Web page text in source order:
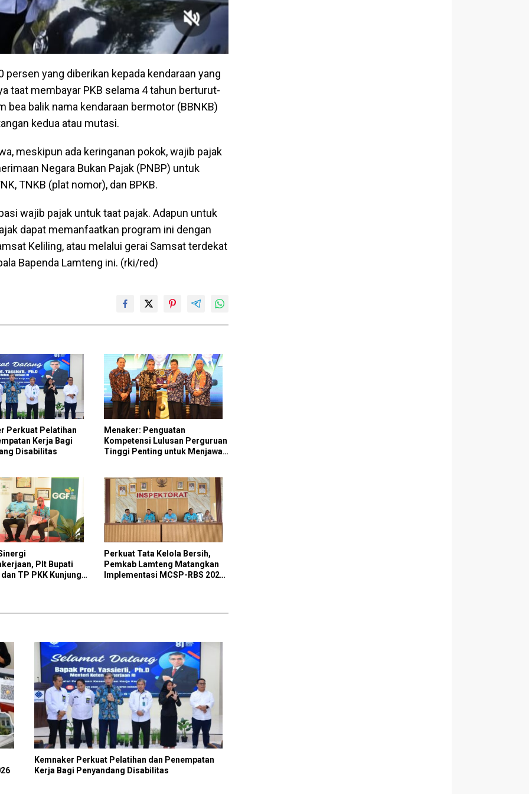
yang diberikan kepada kendaraan yang
taat membayar PKB selama 4 tahun berturut-
bea balik nama kendaraan bermotor (BBNKB)
kedua atau mutasi.
meskipun ada keringanan pokok, wajib pajak
Negara Bukan Pajak (PNBP) untuk
TNKB (plat nomor), dan BPKB.
wajib pajak untuk taat pajak. Adapun untuk
dapat memanfaatkan program ini dengan
Keliling, atau melalui gerai Samsat terdekat
Bapenda Lamteng ini. (rki/red)
Perkuat Pelatihan
Kerja Bagi
Disabilitas
Menaker: Penguatan
Kompetensi Lulusan Perguruan
Tinggi Penting untuk Menjawab
Plt Bupati
TP PKK Kunjungi
Perkuat Tata Kelola Bersih,
Pemkab Lamteng Matangkan
Implementasi MCSP-RBS 2026
Kemnaker Perkuat Pelatihan dan Penempatan
Kerja Bagi Penyandang Disabilitas